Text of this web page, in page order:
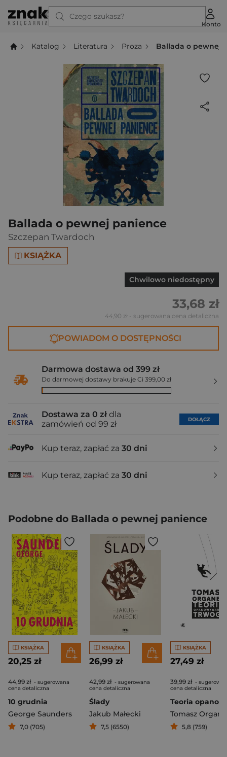
Czego szukasz?
Konto
Katalog Literatura Proza Ballada o pewnej
Ballada o pewnej panience
Szczepan Twardoch
KSIĄŻKA
Chwilowo niedostępny
33,68 zł
44,90 zł - sugerowana cena detaliczna
POWIADOM O DOSTĘPNOŚCI
Darmowa dostawa od 399 zł
Do darmowej dostawy brakuje Ci 399,00 zł
Dostawa za 0 zł dla
zamówień od 99 zł
DOŁĄCZ
Kup teraz, zapłać za 30 dni
Kup teraz, zapłać za 30 dni
Podobne do Ballada o pewnej panience
KSIĄŻKA
20,25 zł
44,99 zł - sugerowana
cena detaliczna
10 grudnia
George Saunders
7,0 (705)
KSIĄŻKA
26,99 zł
42,99 zł - sugerowana
cena detaliczna
Ślady
Jakub Małecki
7,5 (6550)
KSIĄŻKA
27,49 zł
39,99 zł -
cena detaliczna
Tomasz
5,8 (759)